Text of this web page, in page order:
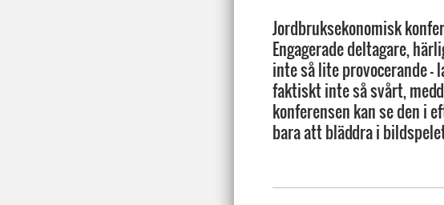
Jordbruksekonomisk
Engagerade deltagare,
inte så lite provocerande
faktiskt inte så svårt,
konferensen kan se den i
bara att bläddra i